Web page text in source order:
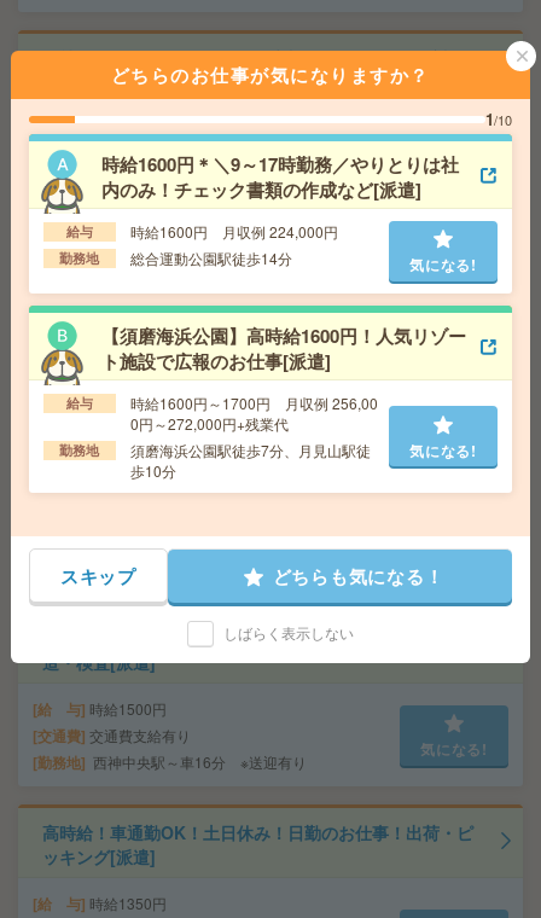
正社員登用あり！50代活躍〇受注のチェックとFAX対
応！＊50代活躍中[派遣]
給 与 時給1400円＋交
交通費 交通費支給あり
勤務地
JR神戸線・京都線・琵琶湖線 野洲駅 車7分/バ
ス6分
気になる!
座り仕事！給与即払いOK！高時給！データ入力、品質検
査[派遣]
給 与 時給1500円
交通費 交通費支給有り
勤務地 南公園駅～徒歩7分 ※送迎有り
気になる!
給与即払いOK！高時給！日勤のお仕事！検査業務[派遣]
交通費 交通費支給有り
勤務地 西神中央駅～車10分 ※送迎有り
気になる!
座り仕事！給与即払いOK！高時給！土日休み！部品製
造・検査[派遣]
給 与 時給1500円
交通費 交通費支給有り
勤務地 西神中央駅～車16分 ※送迎有り
気になる!
高時給！車通勤OK！土日休み！日勤のお仕事！出荷・ピ
ッキング[派遣]
給 与 時給1350円
どちらのお仕事が気になりますか？
1/10
時給1600円＊＼9～17時勤務／やりとりは社
内のみ！チェック書類の作成など[派遣]
給与 時給1600円 月収例 224,000円
勤務地 総合運動公園駅徒歩14分 気になる!
【須磨海浜公園】高時給1600円！人気リゾー
ト施設で広報のお仕事[派遣]
給与
時給1600円～1700円 月収例 256,00
0円～272,000円+残業代
勤務地
須磨海浜公園駅徒歩7分、月見山駅徒
歩10分
気になる!
スキップ どちらも気になる！
しばらく表示しない